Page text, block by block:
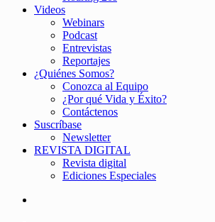
Videos
Webinars
Podcast
Entrevistas
Reportajes
¿Quiénes Somos?
Conozca al Equipo
¿Por qué Vida y Éxito?
Contáctenos
Suscríbase
Newsletter
REVISTA DIGITAL
Revista digital
Ediciones Especiales